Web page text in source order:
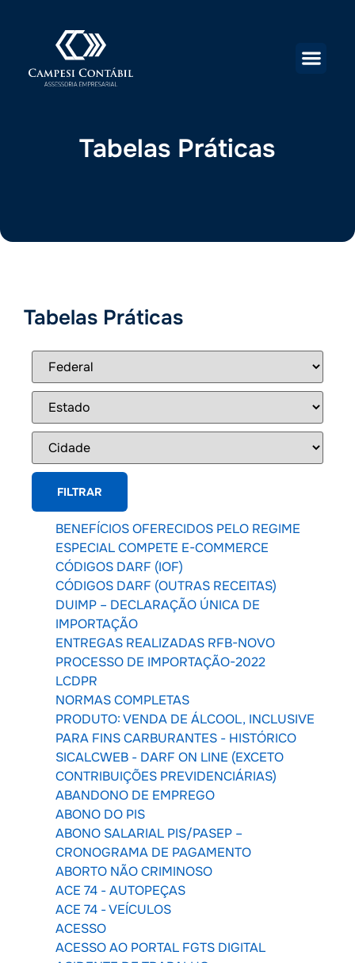
Tabelas Práticas
Tabelas Práticas
BENEFÍCIOS OFERECIDOS PELO REGIME
ESPECIAL COMPETE E-COMMERCE
CÓDIGOS DARF (IOF)
CÓDIGOS DARF (OUTRAS RECEITAS)
DUIMP – DECLARAÇÃO ÚNICA DE
IMPORTAÇÃO
ENTREGAS REALIZADAS RFB-NOVO
PROCESSO DE IMPORTAÇÃO-2022
LCDPR
NORMAS COMPLETAS
PRODUTO: VENDA DE ÁLCOOL, INCLUSIVE
PARA FINS CARBURANTES - HISTÓRICO
SICALCWEB - DARF ON LINE (EXCETO
CONTRIBUIÇÕES PREVIDENCIÁRIAS)
ABANDONO DE EMPREGO
ABONO DO PIS
ABONO SALARIAL PIS/PASEP –
CRONOGRAMA DE PAGAMENTO
ABORTO NÃO CRIMINOSO
ACE 74 - AUTOPEÇAS
ACE 74 - VEÍCULOS
ACESSO
ACESSO AO PORTAL FGTS DIGITAL